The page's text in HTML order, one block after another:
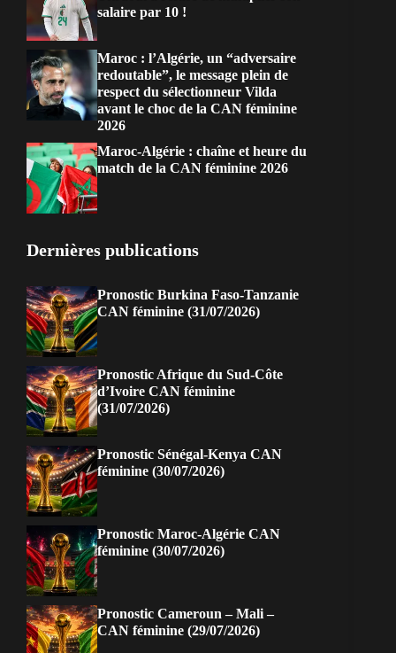
salaire par 10 !
Maroc : l’Algérie, un “adversaire
redoutable”, le message plein de
respect du sélectionneur Vilda
avant le choc de la CAN féminine
2026
Maroc-Algérie : chaîne et heure du
match de la CAN féminine 2026
Dernières publications
Pronostic Burkina Faso-Tanzanie
CAN féminine (31/07/2026)
Pronostic Afrique du Sud-Côte
d’Ivoire CAN féminine
(31/07/2026)
Pronostic Sénégal-Kenya CAN
féminine (30/07/2026)
Pronostic Maroc-Algérie CAN
féminine (30/07/2026)
Pronostic Cameroun – Mali –
CAN féminine (29/07/2026)